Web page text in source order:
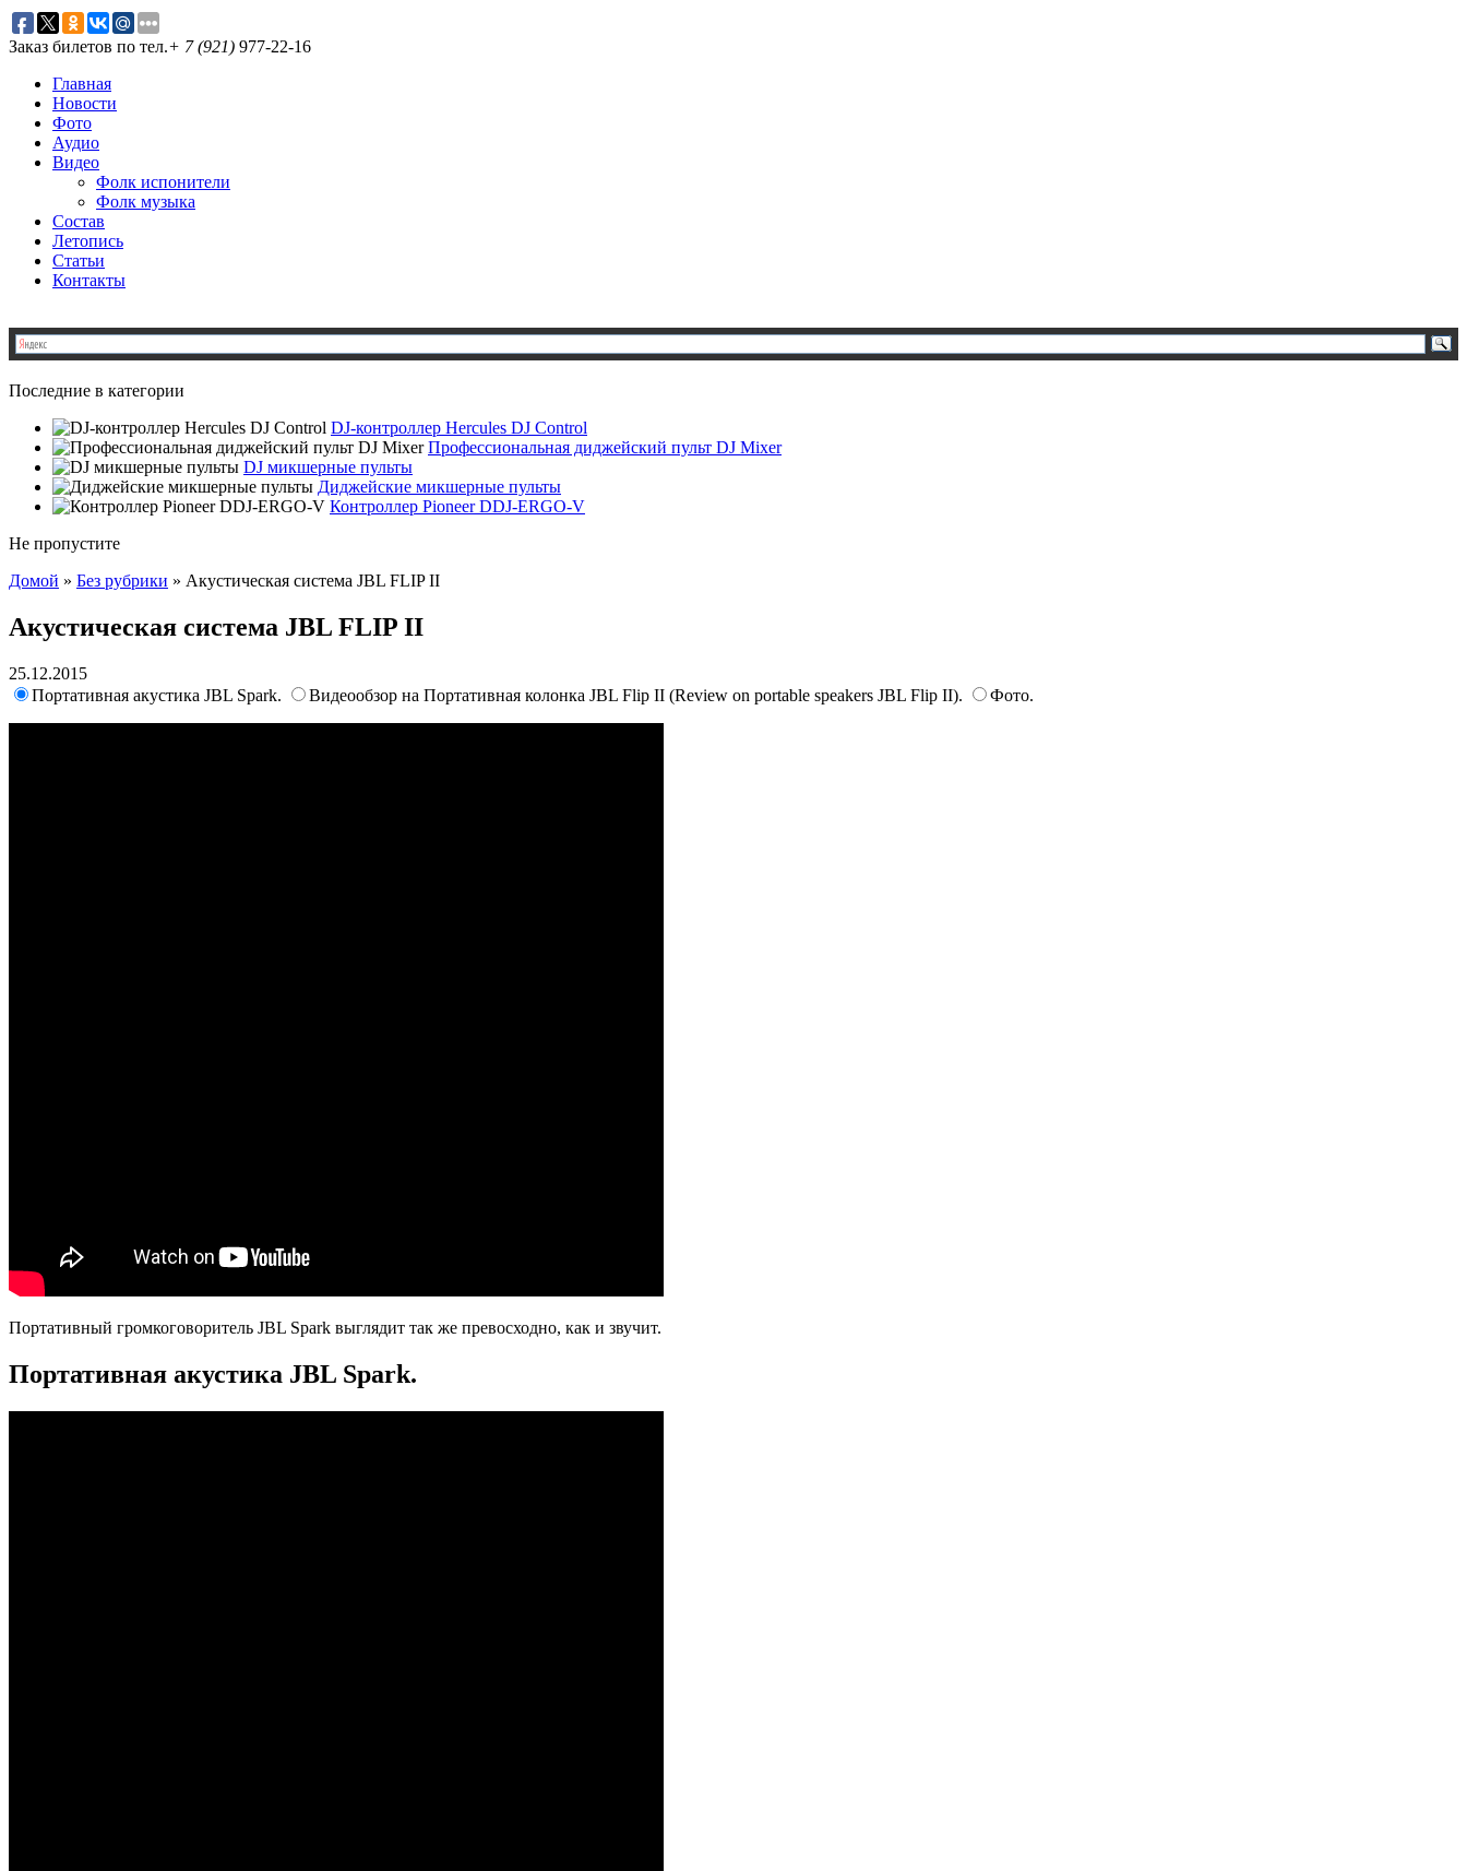
Заказ билетов по тел.+ 7 (921) 977-22-16
Главная
Новости
Фото
Аудио
Видео
Фолк испонители
Фолк музыка
Состав
Летопись
Статьи
Контакты
Последние в категории
DJ-контроллер Hercules DJ Control
Профессиональная диджейский пульт DJ Mixer
DJ микшерные пульты
Диджейские микшерные пульты
Контроллер Pioneer DDJ-ERGO-V
Не пропустите
Домой » Без рубрики » Акустическая система JBL FLIP II
Акустическая система JBL FLIP II
25.12.2015
Портативная акустика JBL Spark.
Видеообзор на Портативная колонка JBL Flip II (Review on portable speakers JBL Flip II). Фото.
Портативный громкоговоритель JBL Spark выглядит так же превосходно, как и звучит.
Портативная акустика JBL Spark.